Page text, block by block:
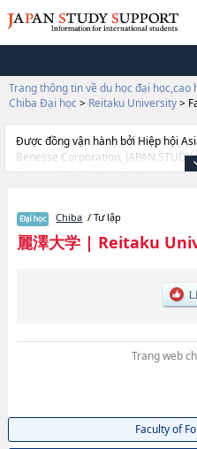
Trang thông tin về du học đại học,cao
Chiba Đại học > Reitaku University>
Được đồng vận hành bởi Hiệp hội
Benesse Corporation, JAPAN
khoảng 1.300 trường đại học, cao
cần thiết dành cho du học sinh, như
StudieshoặcNgành Faculty of
International StudieshoặcNgành
quan đến thi tuyển như số lượng
trang thiết bị, hướng dẫn địa điểm
Chiba / Tư lập
麗澤大学| Reitaku
Trang web
Faculty of